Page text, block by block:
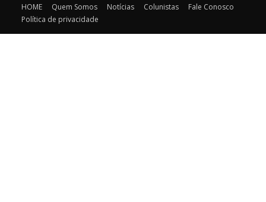
HOME Quem Somos Notícias Colunistas
Fale Conosco
Política de privacidade